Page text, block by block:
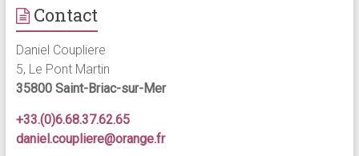
Contact
Daniel Coupliere
5, Le Pont Martin
35800 Saint-Briac-sur-Mer
+33.(0)6.68.37.62.65
daniel.coupliere@orange.fr